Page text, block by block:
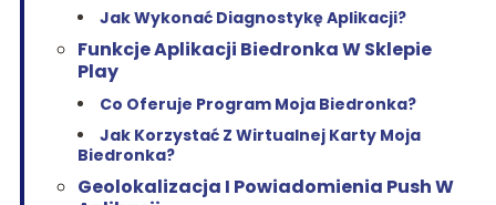
Jak Wykonać Diagnostykę Aplikacji?
Funkcje Aplikacji Biedronka W Sklepie
Play
Co Oferuje Program Moja Biedronka?
Jak Korzystać Z Wirtualnej Karty Moja
Biedronka?
Geolokalizacja I Powiadomienia Push W